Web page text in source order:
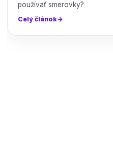
používať smerovky?
Celý článok